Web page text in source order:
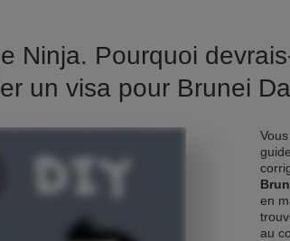
Ninja. Pourquoi
un visa pour Brunei
en
au